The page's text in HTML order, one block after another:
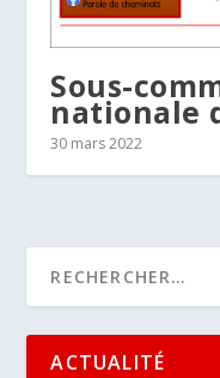
Sous-
nationale
30 mars 2022
ACTUALITÉ